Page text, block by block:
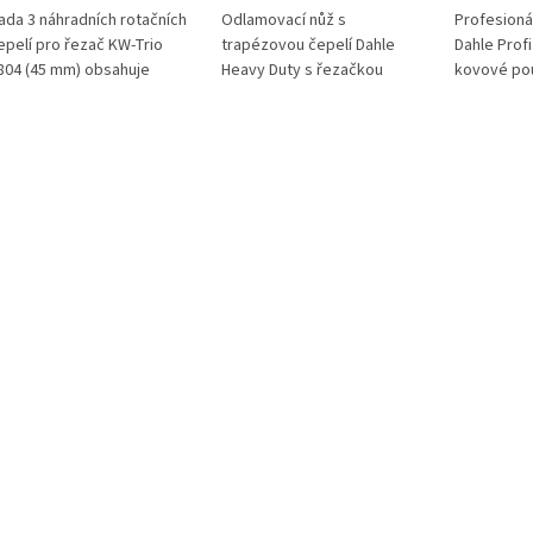
3 náhradních rotačních
pro řezač KW-Trio
(45 mm) obsahuje
Odlamovací nůž s
trapézovou čepelí Dahle
Heavy Duty s řezačkou
Dahle
kovové